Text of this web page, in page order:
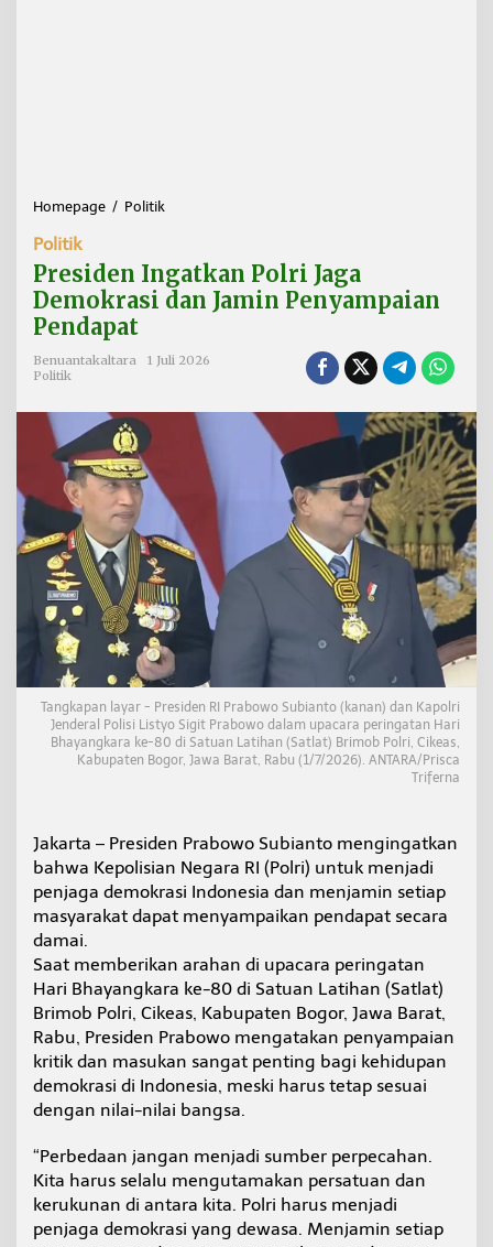
Homepage / Politik
s
i
d
I
n
o
r
i
J
g
a
D
e
m
o
s
a
n
a
i
n
P
e
a
p
a
i
n
Politik
Presiden Ingatkan Polri Jaga
Demokrasi dan Jamin Penyampaian
Pendapat
Benuantakaltara
1 Juli 2026
Politik
Tangkapan layar - Presiden RI Prabowo Subianto (kanan) dan Kapolri
Jenderal Polisi Listyo Sigit Prabowo dalam upacara peringatan Hari
Bhayangkara ke-80 di Satuan Latihan (Satlat) Brimob Polri, Cikeas,
Kabupaten Bogor, Jawa Barat, Rabu (1/7/2026). ANTARA/Prisca
Triferna
Jakarta – Presiden Prabowo Subianto mengingatkan
bahwa Kepolisian Negara RI (Polri) untuk menjadi
penjaga demokrasi Indonesia dan menjamin setiap
masyarakat dapat menyampaikan pendapat secara
damai.
Saat memberikan arahan di upacara peringatan
Hari Bhayangkara ke-80 di Satuan Latihan (Satlat)
Brimob Polri, Cikeas, Kabupaten Bogor, Jawa Barat,
Rabu, Presiden Prabowo mengatakan penyampaian
kritik dan masukan sangat penting bagi kehidupan
demokrasi di Indonesia, meski harus tetap sesuai
dengan nilai-nilai bangsa.
“Perbedaan jangan menjadi sumber perpecahan.
Kita harus selalu mengutamakan persatuan dan
kerukunan di antara kita. Polri harus menjadi
penjaga demokrasi yang dewasa. Menjamin setiap